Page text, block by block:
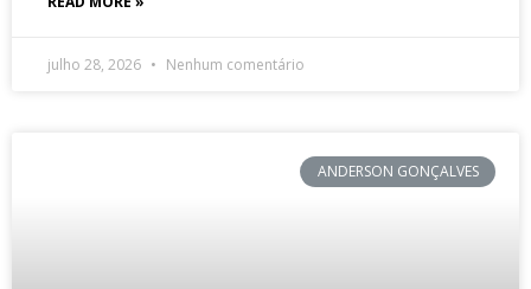
julho 28, 2026 Nenhum comentário
ANDERSON GONÇALVES